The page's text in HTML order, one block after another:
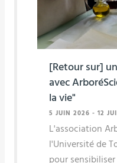
[Retour sur]
avec
la vie"
5 JUIN 2026 - 12
L'association
l'Université de
pour sensibiliser